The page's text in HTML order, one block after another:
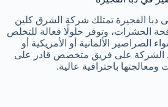
الفجيرة تمتلك شركة الشرق كلين
الحشرات، وتوفر حلولًا فعالة للتخلص
الصراصير الألمانية أو الأمريكية أو
الشركة على فريق متخصص قادر على
باحترافية عالية.